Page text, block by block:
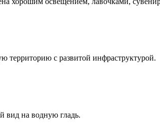
территорию с развитой инфраструктурой.
вид на водную гладь.